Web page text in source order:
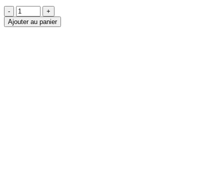
quantité
de
PORTE-
Ajouter au panier